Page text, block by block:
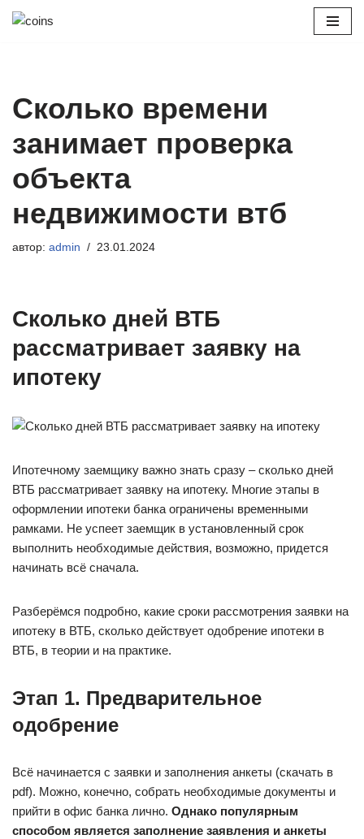
Сколько времени
занимает проверка
объекта
недвижимости втб
автор: admin 23.01.2024
Сколько дней ВТБ
рассматривает заявку на
ипотеку
Ипотечному заемщику важно знать сразу – сколько дней
ВТБ рассматривает заявку на ипотеку. Многие этапы в
оформлении ипотеки банка ограничены временными
рамками. Не успеет заемщик в установленный срок
выполнить необходимые действия, возможно, придется
начинать всё сначала.
Разберёмся подробно, какие сроки рассмотрения заявки на
ипотеку в ВТБ, сколько действует одобрение ипотеки в
ВТБ, в теории и на практике.
Этап 1. Предварительное
одобрение
Всё начинается с заявки и заполнения анкеты (скачать в
pdf). Можно, конечно, собрать необходимые документы и
прийти в офис банка лично. Однако популярным
способом является заполнение заявления и анкеты